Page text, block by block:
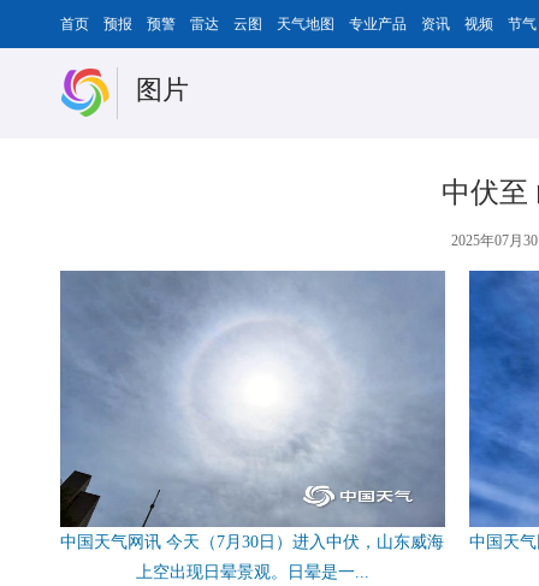
首页 预报 预警 雷达 云图 天气地图 专业产品 资讯 视频 节气
图片
中伏至
2025年07月
中国天气网讯 今天（7月30日）进入中伏，山东威海
上空出现日晕景观。日晕是一...
中国天